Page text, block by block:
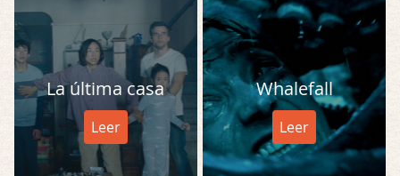
La última casa
Leer
Whalefall
Leer